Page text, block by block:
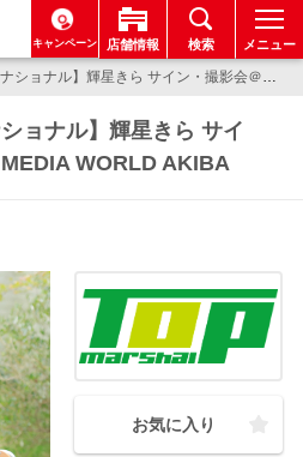
キャンペーン 店舗情報 検索 メニュー
】輝星きら サイン・撮影会＠ラムタラMEDIA WORLD AKIBA
ョナル】輝星きら サイ
WORLD AKIBA
お気に入り